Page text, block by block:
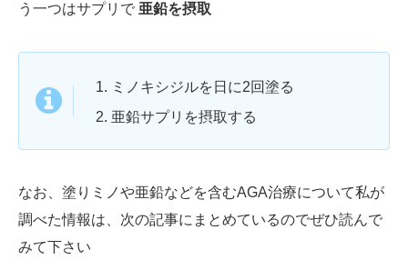
う一つはサプリで 亜鉛を摂取
ミノキシジルを日に2回塗る
亜鉛サプリを摂取する
なお、塗りミノや亜鉛などを含むAGA治療について私が
調べた情報は、次の記事にまとめているのでぜひ読んで
みて下さい